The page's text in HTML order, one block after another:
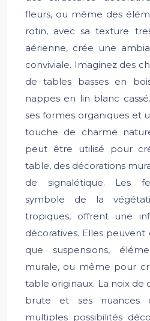
fleurs, ou même des
rotin, avec sa texture
aérienne, crée une
conviviale. Imaginez des
de tables basses en
nappes en lin blanc
ses formes organiques et
touche de charme
peut être utilisé pour
table, des décorations
de signalétique. Les
symbole de la
tropiques, offrent une
décoratives. Elles
que suspensions,
murale, ou même pour
table originaux. La noix de
brute et ses nuances
multiples possibilités